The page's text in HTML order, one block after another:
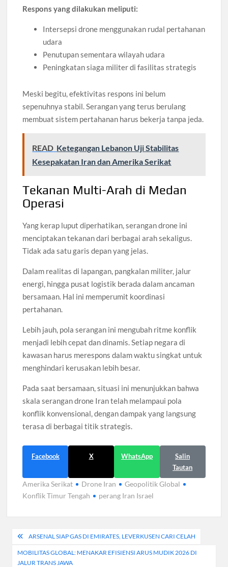
Respons yang dilakukan meliputi:
Intersepsi drone menggunakan rudal pertahanan
udara
Penutupan sementara wilayah udara
Peningkatan siaga militer di fasilitas strategis
Meski begitu, efektivitas respons ini belum
sepenuhnya stabil. Serangan yang terus berulang
membuat sistem pertahanan harus bekerja tanpa jeda.
READ Ketegangan Lebanon Uji Stabilitas
Kesepakatan Iran dan Amerika Serikat
Tekanan Multi-Arah di Medan
Operasi
Yang kerap luput diperhatikan, serangan drone ini
menciptakan tekanan dari berbagai arah sekaligus.
Tidak ada satu garis depan yang jelas.
Dalam realitas di lapangan, pangkalan militer, jalur
energi, hingga pusat logistik berada dalam ancaman
bersamaan. Hal ini memperumit koordinasi
pertahanan.
Lebih jauh, pola serangan ini mengubah ritme konflik
menjadi lebih cepat dan dinamis. Setiap negara di
kawasan harus merespons dalam waktu singkat untuk
menghindari kerusakan lebih besar.
Pada saat bersamaan, situasi ini menunjukkan bahwa
skala serangan drone Iran telah melampaui pola
konflik konvensional, dengan dampak yang langsung
terasa di berbagai titik strategis.
Facebook X WhatsApp
Salin
Tautan
Amerika Serikat Drone Iran
Geopolitik Global
Konflik Timur Tengah
perang Iran Israel
Navigasi
pos
ARSENAL SIAP GAS DI EMIRATES, LEVERKUSEN CARI CELAH
MOBILITAS GLOBAL: MENAKAR EFISIENSI ARUS MUDIK 2026 DI
JALUR TRANS JAWA